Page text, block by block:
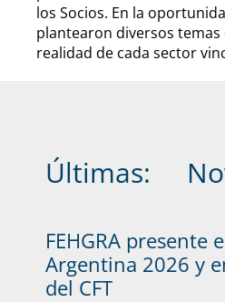
los Socios. En la
plantearon diversos temas
realidad de cada sector
Últimas:
FEHGRA presente
Argentina 2026 y
del CFT